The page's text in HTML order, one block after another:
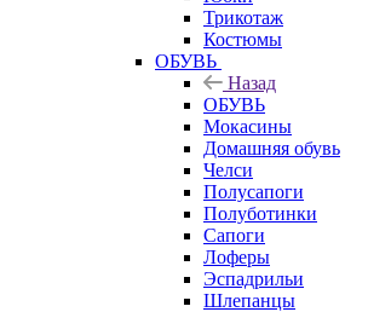
Трикотаж
Костюмы
ОБУВЬ
Назад
ОБУВЬ
Мокасины
Домашняя обувь
Челси
Полусапоги
Полуботинки
Сапоги
Лоферы
Эспадрильи
Шлепанцы